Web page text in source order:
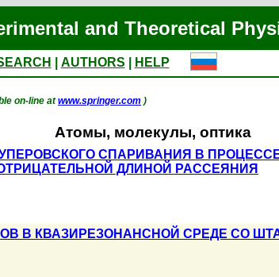
and Theoretical
AUTHORS
HELP
on-line atwww.springer.com )
Атомы, молекулы, оптика
СПАРИВАНИЯ В
ДЛИНОЙ РАССЕЯНИЯ
В КВАЗИРЕЗОНАНСНОЙ СРЕДЕ СО